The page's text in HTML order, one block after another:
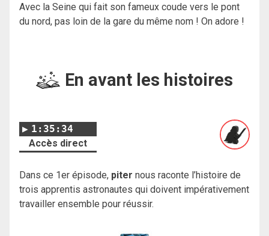
Avec la Seine qui fait son fameux coude vers le pont
du nord, pas loin de la gare du même nom ! On adore !
En avant les histoires
1:35:34
Accès direct
Dans ce 1er épisode, piter nous raconte l’histoire de
trois apprentis astronautes qui doivent impérativement
travailler ensemble pour réussir.